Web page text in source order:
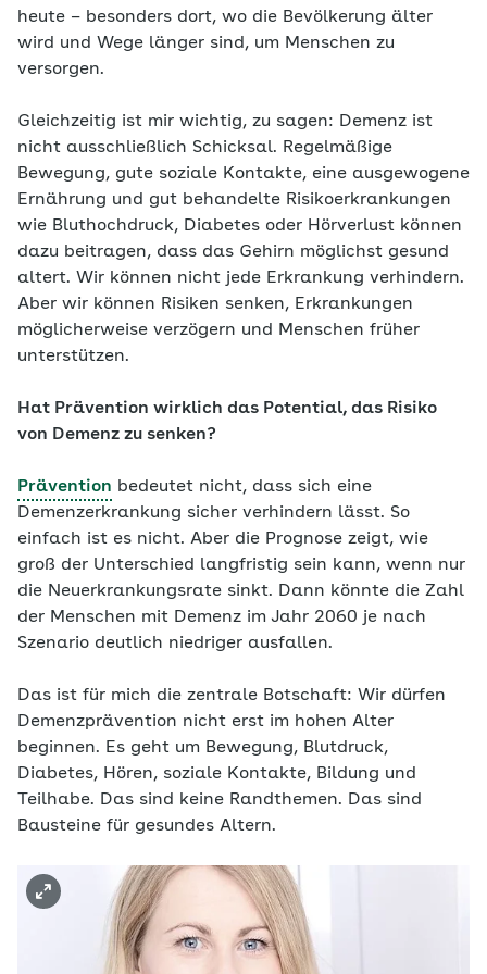
heute – besonders dort, wo die Bevölkerung älter
wird und Wege länger sind, um Menschen zu
versorgen.
Gleichzeitig ist mir wichtig, zu sagen: Demenz ist
nicht ausschließlich Schicksal. Regelmäßige
Bewegung, gute soziale Kontakte, eine ausgewogene
Ernährung und gut behandelte Risikoerkrankungen
wie Bluthochdruck, Diabetes oder Hörverlust können
dazu beitragen, dass das Gehirn möglichst gesund
altert. Wir können nicht jede Erkrankung verhindern.
Aber wir können Risiken senken, Erkrankungen
möglicherweise verzögern und Menschen früher
unterstützen.
Hat Prävention wirklich das Potential, das Risiko
von Demenz zu senken?
Prävention bedeutet nicht, dass sich eine
Demenzerkrankung sicher verhindern lässt. So
einfach ist es nicht. Aber die Prognose zeigt, wie
groß der Unterschied langfristig sein kann, wenn nur
die Neuerkrankungsrate sinkt. Dann könnte die Zahl
der Menschen mit Demenz im Jahr 2060 je nach
Szenario deutlich niedriger ausfallen.
Das ist für mich die zentrale Botschaft: Wir dürfen
Demenzprävention nicht erst im hohen Alter
beginnen. Es geht um Bewegung, Blutdruck,
Diabetes, Hören, soziale Kontakte, Bildung und
Teilhabe. Das sind keine Randthemen. Das sind
Bausteine für gesundes Altern.